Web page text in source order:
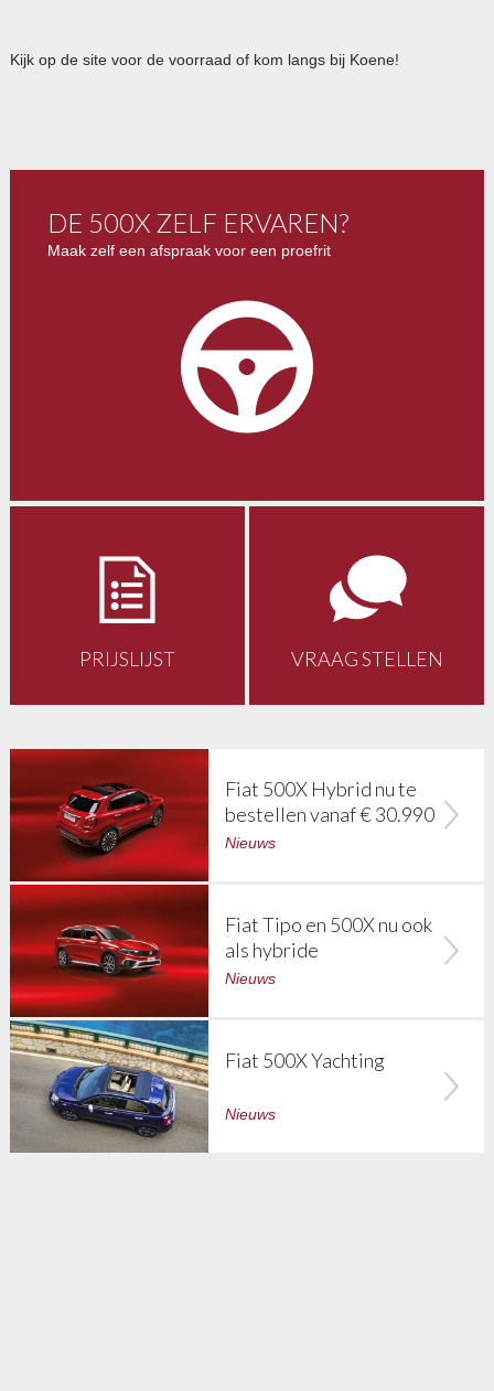
Kijk op de site voor de voorraad of kom langs bij Koene!
DE 500X ZELF ERVAREN?
Maak zelf een afspraak voor een proefrit
PRIJSLIJST VRAAG STELLEN
Fiat 500X Hybrid nu te
bestellen vanaf € 30.990
Nieuws
Fiat Tipo en 500X nu ook
als hybride
Nieuws
Fiat 500X Yachting
Nieuws